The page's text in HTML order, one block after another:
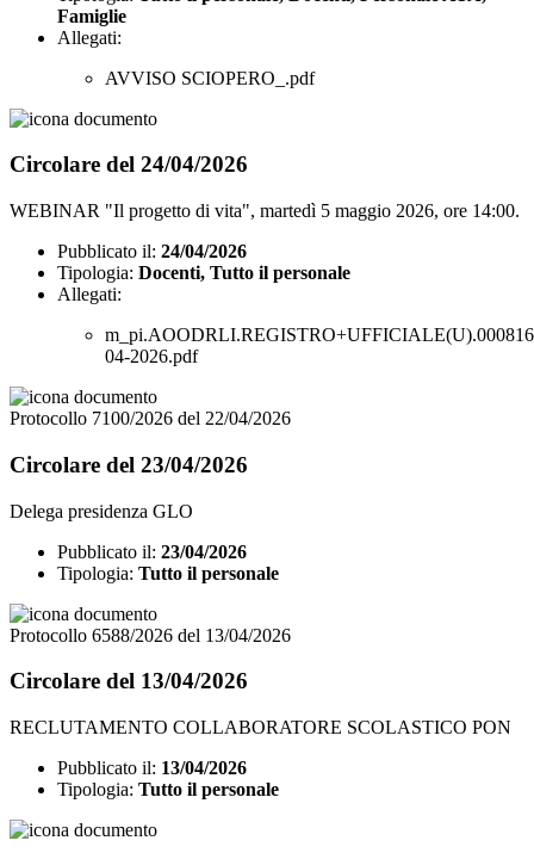
Famiglie
Allegati:
AVVISO SCIOPERO_.pdf
Circolare del 24/04/2026
WEBINAR "Il progetto di vita", martedì 5 maggio 2026, ore 14:00.
Pubblicato il: 24/04/2026
Tipologia: Docenti, Tutto il personale
Allegati:
04-2026.pdf
Protocollo 7100/2026 del 22/04/2026
Circolare del 23/04/2026
Delega presidenza GLO
Pubblicato il: 23/04/2026
Tipologia: Tutto il personale
Protocollo 6588/2026 del 13/04/2026
Circolare del 13/04/2026
RECLUTAMENTO COLLABORATORE SCOLASTICO PON
Pubblicato il: 13/04/2026
Tipologia: Tutto il personale